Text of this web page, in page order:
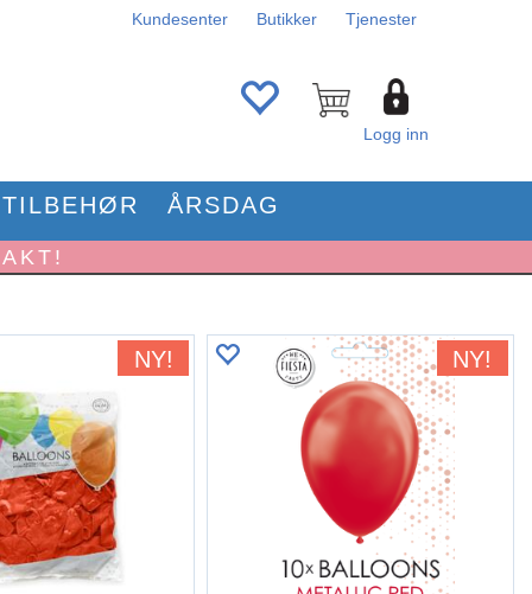
Kundesenter Butikker Tjenester
Logg inn
TILBEHØR ÅRSDAG